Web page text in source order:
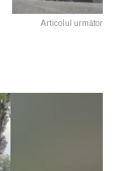
Articolul următor